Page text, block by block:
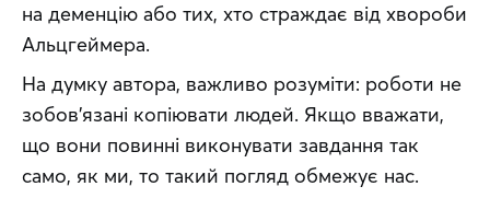
на деменцію або тих, хто страждає від хвороби
Альцгеймера.
На думку автора, важливо розуміти: роботи не
зобов’язані копіювати людей. Якщо вважати,
що вони повинні виконувати завдання так
само, як ми, то такий погляд обмежує нас.